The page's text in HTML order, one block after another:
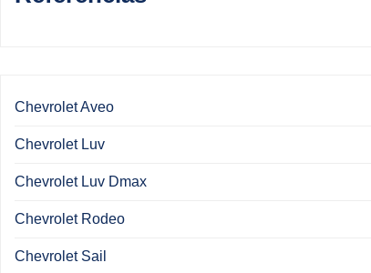
Chevrolet Aveo
Chevrolet Luv
Chevrolet Luv Dmax
Chevrolet Rodeo
Chevrolet Sail